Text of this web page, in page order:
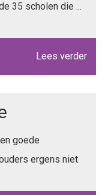
35 scholen die ...
Lees verder
goede
ergens niet